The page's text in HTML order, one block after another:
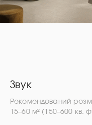
Звук
Рекомендований
15–60 м² (150–600 кв.